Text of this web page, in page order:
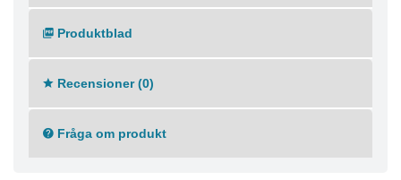
Produktblad
Recensioner (0)
Fråga om produkt